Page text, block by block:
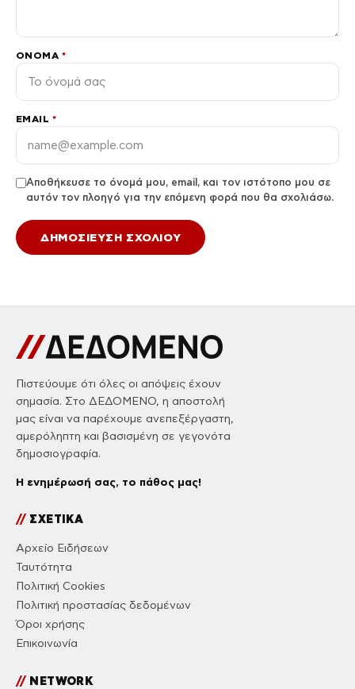
ΌΝΟΜΑ *
EMAIL *
Αποθήκευσε το όνομά μου, email, και τον ιστότοπο μου σε
αυτόν τον πλοηγό για την επόμενη φορά που θα σχολιάσω.
Πιστεύουμε ότι όλες οι απόψεις έχουν
σημασία. Στο ΔΕΔΟΜΕΝΟ, η αποστολή
μας είναι να παρέχουμε ανεπεξέργαστη,
αμερόληπτη και βασισμένη σε γεγονότα
δημοσιογραφία.
Η ενημέρωσή σας, το πάθος μας!
//ΣΧΕΤΙΚΑ
Αρχείο Ειδήσεων
Ταυτότητα
Πολιτική Cookies
Πολιτική προστασίας δεδομένων
Όροι χρήσης
Επικοινωνία
//NETWORK